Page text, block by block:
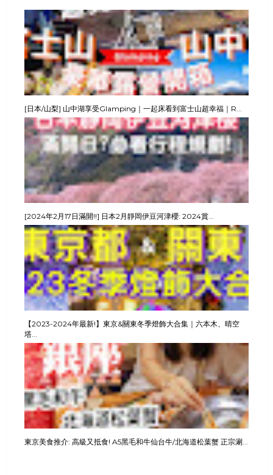
[日本/山梨] 山中湖享受Glamping｜一起床看到富士山超幸福｜R...
[2024年2月17日滿開!!] 日本2月靜岡伊豆河津櫻: 2024賞...
【2023-2024年最新!】東京&關東冬季燈飾大合集｜六本木、晴空
塔...
東京美食推介: 高級又抵食! A5黑毛和牛仙台牛/北海道松葉蟹 正宗涮...